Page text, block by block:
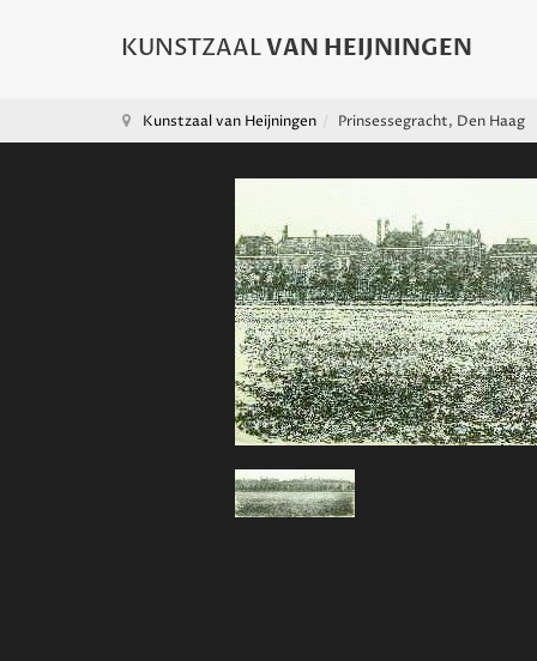
Kunstzaal van Heijningen Prinsessegracht, Den Haag